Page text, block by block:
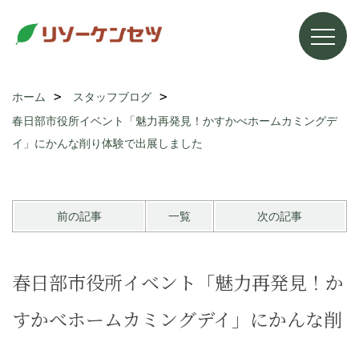
ホーム
スタッフブログ
春日部市役所イベント「魅力再発見！かすかべホームカミングデ
イ」にかんな削り体験で出展しました
前の記事 一覧 次の記事
春日部市役所イベント「魅力再発見！か
すかべホームカミングデイ」にかんな削